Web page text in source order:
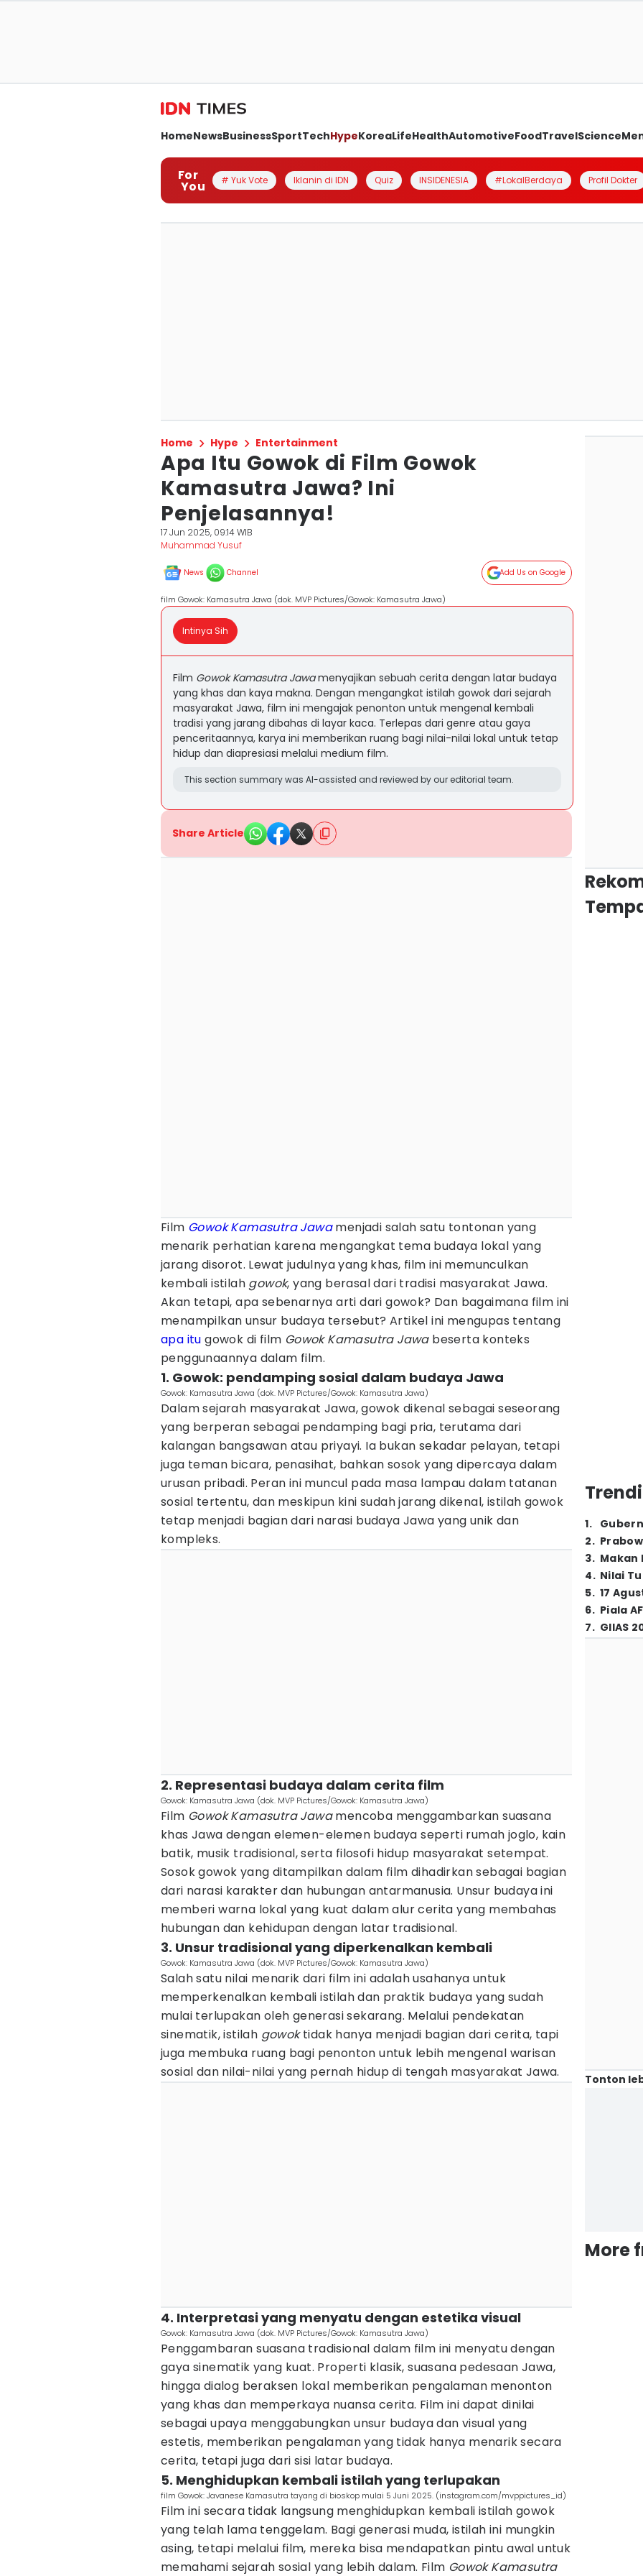
HomeNewsBusinessSportTechHypeKoreaLifeHealthAutomotiveFoodTravelScience
For
You # Yuk Vote Iklanin di IDN Quiz INSIDENESIA #LokalBerdaya Profil Dokter
Home Hype Entertainment
Apa Itu Gowok di Film Gowok
Kamasutra Jawa? Ini
Penjelasannya!
17 Jun 2025, 09:14 WIB
Muhammad Yusuf
News Channel Add Us on Google
film Gowok: Kamasutra Jawa (dok. MVP Pictures/Gowok: Kamasutra Jawa)
Intinya Sih
Film Gowok Kamasutra Jawamenyajikan sebuah cerita dengan latar budaya
yang khas dan kaya makna. Dengan mengangkat istilah gowok dari sejarah
masyarakat Jawa, film ini mengajak penonton untuk mengenal kembali
tradisi yang jarang dibahas di layar kaca. Terlepas dari genre atau gaya
penceritaannya, karya ini memberikan ruang bagi nilai-nilai lokal untuk tetap
hidup dan diapresiasi melalui medium film.
This section summary was AI-assisted and reviewed by our editorial team.
Share Article
Film Gowok Kamasutra Jawamenjadi salah satu tontonan yang
menarik perhatian karena mengangkat tema budaya lokal yang
jarang disorot. Lewat judulnya yang khas, film ini memunculkan
kembali istilah gowok, yang berasal dari tradisi masyarakat Jawa.
Akan tetapi, apa sebenarnya arti dari gowok? Dan bagaimana film ini
menampilkan unsur budaya tersebut? Artikel ini mengupas tentang
apa itu gowok di film Gowok Kamasutra Jawabeserta konteks
penggunaannya dalam film.
1. Gowok: pendamping sosial dalam budaya Jawa
Gowok: Kamasutra Jawa (dok. MVP Pictures/Gowok: Kamasutra Jawa)
Dalam sejarah masyarakat Jawa, gowok dikenal sebagai seseorang
yang berperan sebagai pendamping bagi pria, terutama dari
kalangan bangsawan atau priyayi. Ia bukan sekadar pelayan, tetapi
juga teman bicara, penasihat, bahkan sosok yang dipercaya dalam
urusan pribadi. Peran ini muncul pada masa lampau dalam tatanan
sosial tertentu, dan meskipun kini sudah jarang dikenal, istilah gowok
tetap menjadi bagian dari narasi budaya Jawa yang unik dan
kompleks.
2. Representasi budaya dalam cerita film
Gowok: Kamasutra Jawa (dok. MVP Pictures/Gowok: Kamasutra Jawa)
Film Gowok Kamasutra Jawamencoba menggambarkan suasana
khas Jawa dengan elemen-elemen budaya seperti rumah joglo, kain
batik, musik tradisional, serta filosofi hidup masyarakat setempat.
Sosok gowok yang ditampilkan dalam film dihadirkan sebagai bagian
dari narasi karakter dan hubungan antarmanusia. Unsur budaya ini
memberi warna lokal yang kuat dalam alur cerita yang membahas
hubungan dan kehidupan dengan latar tradisional.
3. Unsur tradisional yang diperkenalkan kembali
Gowok: Kamasutra Jawa (dok. MVP Pictures/Gowok: Kamasutra Jawa)
Salah satu nilai menarik dari film ini adalah usahanya untuk
memperkenalkan kembali istilah dan praktik budaya yang sudah
mulai terlupakan oleh generasi sekarang. Melalui pendekatan
sinematik, istilah gowoktidak hanya menjadi bagian dari cerita, tapi
juga membuka ruang bagi penonton untuk lebih mengenal warisan
sosial dan nilai-nilai yang pernah hidup di tengah masyarakat Jawa.
4. Interpretasi yang menyatu dengan estetika visual
Gowok: Kamasutra Jawa (dok. MVP Pictures/Gowok: Kamasutra Jawa)
Penggambaran suasana tradisional dalam film ini menyatu dengan
gaya sinematik yang kuat. Properti klasik, suasana pedesaan Jawa,
hingga dialog beraksen lokal memberikan pengalaman menonton
yang khas dan memperkaya nuansa cerita. Film ini dapat dinilai
sebagai upaya menggabungkan unsur budaya dan visual yang
estetis, memberikan pengalaman yang tidak hanya menarik secara
cerita, tetapi juga dari sisi latar budaya.
5. Menghidupkan kembali istilah yang terlupakan
film Gowok: Javanese Kamasutra tayang di bioskop mulai 5 Juni 2025. (instagram.com/mvppictures_id)
Film ini secara tidak langsung menghidupkan kembali istilah gowok
yang telah lama tenggelam. Bagi generasi muda, istilah ini mungkin
asing, tetapi melalui film, mereka bisa mendapatkan pintu awal untuk
memahami sejarah sosial yang lebih dalam. Film Gowok Kamasutra
1.
2.
3. Makan
4. Nilai
5. 17
6. Piala
7. GIIAS
Tonton
More